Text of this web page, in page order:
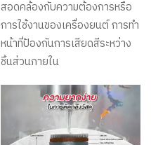
สอดคล้องกับความต้องการหรือ
การใช้งานของเครื่องยนต์ การทำ
หน้าที่ป้องกันการเสียดสีระหว่าง
ชิ้นส่วนภายใน